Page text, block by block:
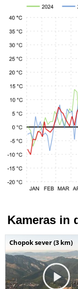
Kameras in
Chopok sever (3 km)